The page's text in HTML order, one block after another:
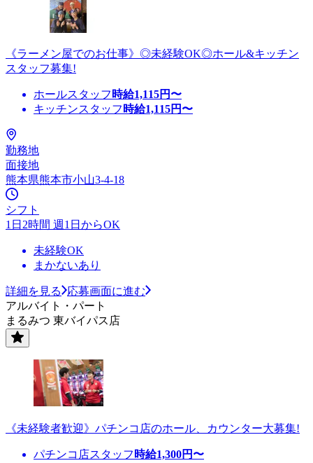
《ラーメン屋でのお仕事》◎未経験OK◎ホール&キッチン
スタッフ募集!
ホールスタッフ 時給1,115円〜
キッチンスタッフ 時給1,115円〜
勤務地
面接地
熊本県熊本市小山3-4-18
シフト
1日2時間 週1日からOK
未経験OK
まかないあり
詳細を見る
応募画面に進む
アルバイト・パート
まるみつ 東バイパス店
《未経験者歓迎》パチンコ店のホール、カウンター大募集!
パチンコ店スタッフ 時給1,300円〜